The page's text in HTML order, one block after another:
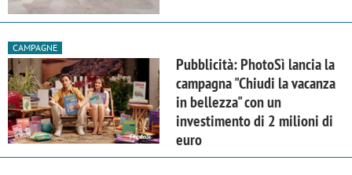
CAMPAGNE
Pubblicità: PhotoSì lancia la
campagna "Chiudi la vacanza
in bellezza" con un
investimento di 2 milioni di
euro